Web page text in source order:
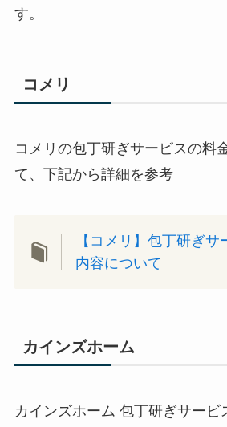
す。
コメリ
コメリの包丁研ぎサービスの料
て、下記から詳細を参考
【コメリ】包丁研ぎ
内容について
カインズホーム
カインズホーム 包丁研ぎサービ